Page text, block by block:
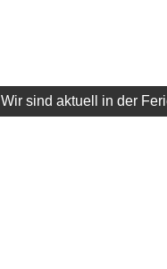
Wir sind aktuell in der